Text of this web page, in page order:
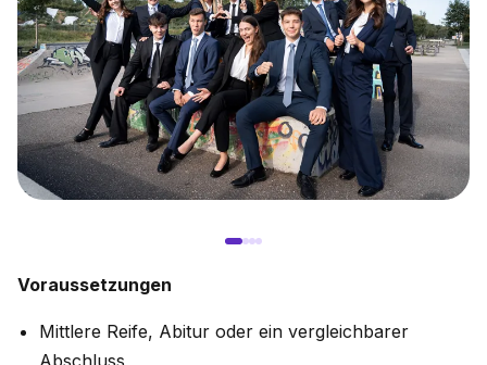
Voraussetzungen
Mittlere Reife, Abitur oder ein vergleichbarer